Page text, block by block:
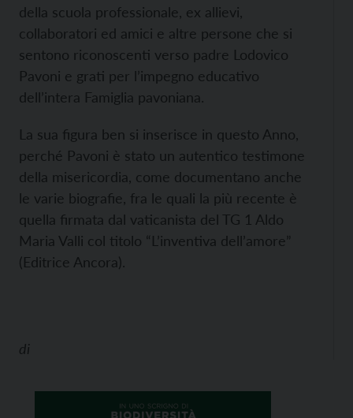
della scuola professionale, ex allievi,
collaboratori ed amici e altre persone che si
sentono riconoscenti verso padre Lodovico
Pavoni e grati per l’impegno educativo
dell’intera Famiglia pavoniana.
La sua figura ben si inserisce in questo Anno,
perché Pavoni è stato un autentico testimone
della misericordia, come documentano anche
le varie biografie, fra le quali la più recente è
quella firmata dal vaticanista del TG 1 Aldo
Maria Valli col titolo “L’inventiva dell’amore”
(Editrice Ancora).
di